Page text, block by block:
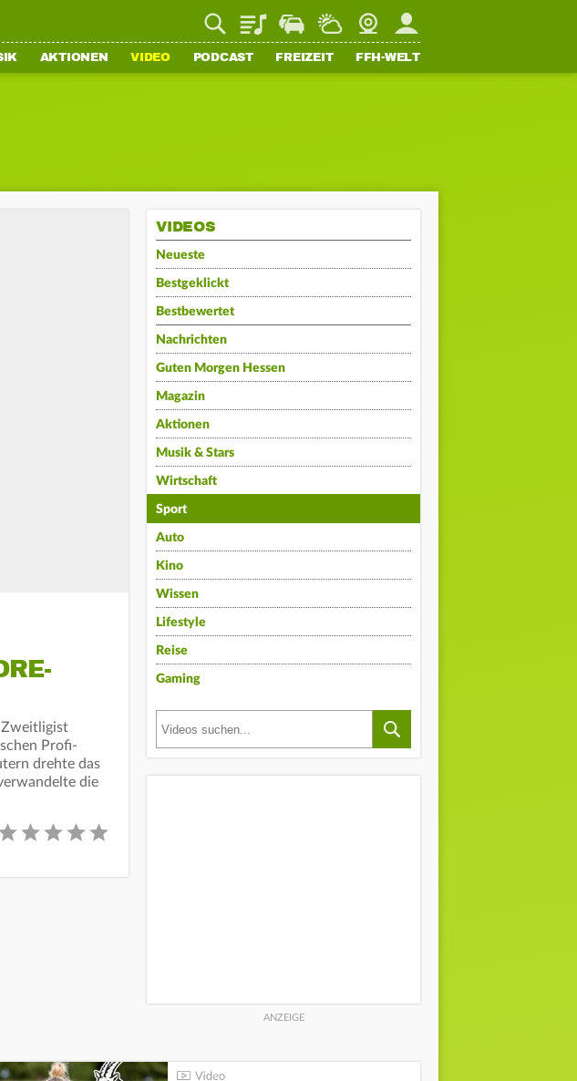
PlaylistStaupilotWetterWebcamMein FFH
AKTIONEN VIDEO PODCAST FREIZEIT FFH-WELT
Zweitligist
Profi-
drehte das
die
VIDEOS
Neueste
Bestgeklickt
Bestbewertet
Nachrichten
Guten Morgen Hessen
Magazin
Aktionen
Musik & Stars
Wirtschaft
Sport
Auto
Kino
Wissen
Lifestyle
Reise
Gaming